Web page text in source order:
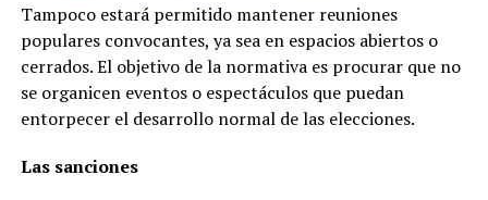
Tampoco estará permitido mantener reuniones
populares convocantes, ya sea en espacios abiertos o
cerrados. El objetivo de la normativa es procurar que no
se organicen eventos o espectáculos que puedan
entorpecer el desarrollo normal de las elecciones.
Las sanciones